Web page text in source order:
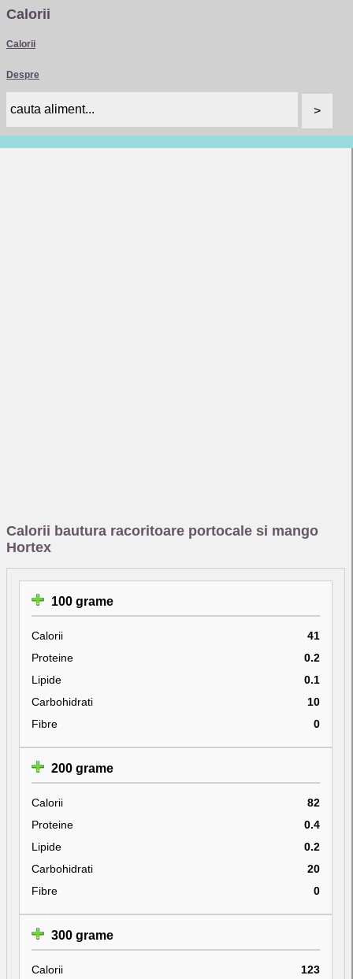
Calorii
Calorii
Despre
Calorii bautura racoritoare portocale si mango
Hortex
100 grame
Calorii
41
Proteine
0.2
Lipide
0.1
Carbohidrati
10
Fibre
0
200 grame
Calorii
82
Proteine
0.4
Lipide
0.2
Carbohidrati
20
Fibre
0
300 grame
Calorii
123